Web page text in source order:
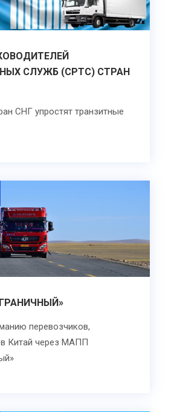
СЛУЖБ (СРТС) СТРАН
СНГ упростят транзитные
перевозчиков,
Китай через МАПП